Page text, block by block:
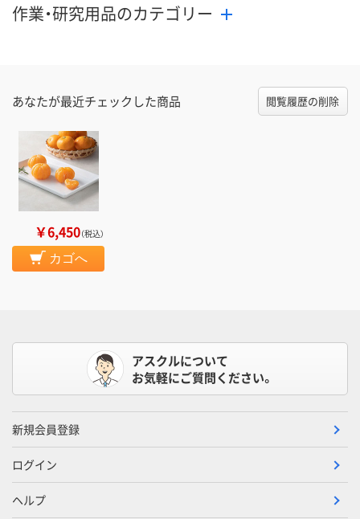
作業・研究用品のカテゴリー
あなたが最近チェックした商品 閲覧履歴の削除
￥6,450（税込）
カゴへ
アスクルについて
お気軽にご質問ください。
新規会員登録
ログイン
ヘルプ